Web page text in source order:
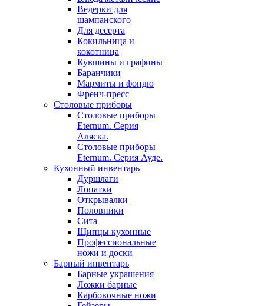
Ведерки для
шампанского
Для десерта
Кокильница и
кокотница
Кувшины и графины
Баранчики
Мармиты и фондю
Френч-пресс
Столовые приборы
Столовые приборы
Eternum. Серия
Аляска.
Столовые приборы
Eternum. Серия Ауде.
Кухонный инвентарь
Дуршлаги
Лопатки
Открывалки
Половники
Сита
Щипцы кухонные
Профессиональные
ножи и доски
Барный инвентарь
Барные украшения
Ложки барные
Карбовочные ножи